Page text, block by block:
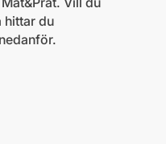
hittar du